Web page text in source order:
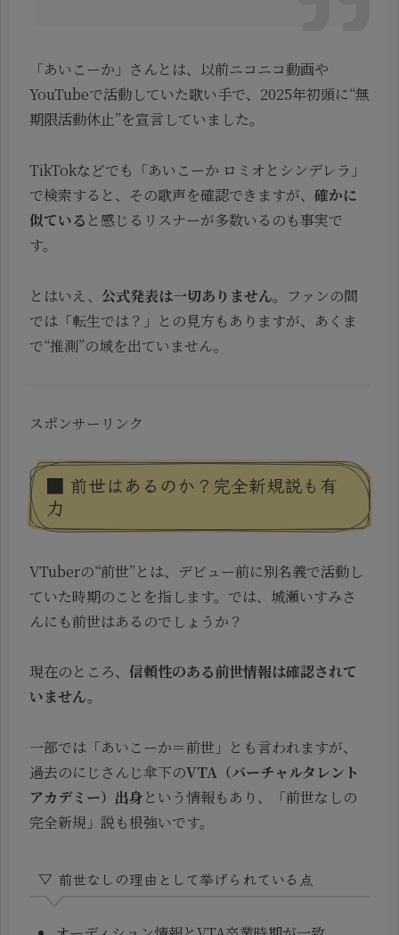
「あいこーか」さんとは、以前ニコニコ動画や
YouTubeで活動していた歌い手で、2025年初頭に“無
期限活動休止”を宣言していました。
TikTokなどでも「あいこーか ロミオとシンデレラ」
で検索すると、その歌声を確認できますが、 確かに
似ている と感じるリスナーが多数いるのも事実で
す。
とはいえ、 公式発表は一切ありません。ファンの間
では「転生では？」との見方もありますが、あくま
で“推測”の域を出ていません。
スポンサーリンク
■ 前世はあるのか？完全新規説も有
力
VTuberの“前世”とは、デビュー前に別名義で活動し
ていた時期のことを指します。では、城瀬いすみさ
んにも前世はあるのでしょうか？
現在のところ、 信頼性のある前世情報は確認されて
いません。
一部では「あいこーか＝前世」とも言われますが、
過去のにじさんじ傘下のVTA（バーチャルタレント
アカデミー）出身という情報もあり、「前世なしの
完全新規」説も根強いです。
▽ 前世なしの理由として挙げられている点